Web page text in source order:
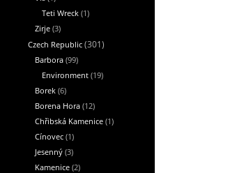
Teti Wreck (1)
Zirje (3)
Czech Republic (301)
Barbora (99)
Environment (19)
Borek (6)
Borena Hora (12)
Chřibská Kamenice (1)
Cínovec (1)
Jesenný (3)
Kamenice (2)